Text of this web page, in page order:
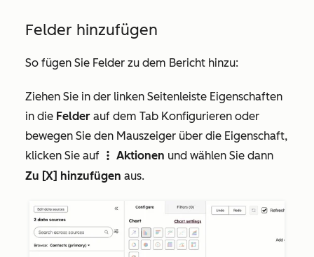
Felder hinzufügen
So fügen Sie Felder zu dem Bericht hinzu:
Ziehen Sie in der linken Seitenleiste Eigenschaften
in die Felder auf dem Tab Konfigurieren oder
bewegen Sie den Mauszeiger über die Eigenschaft,
klicken Sie auf
verticalMenu Aktionen und wählen Sie dann
Zu [X] hinzufügen aus.